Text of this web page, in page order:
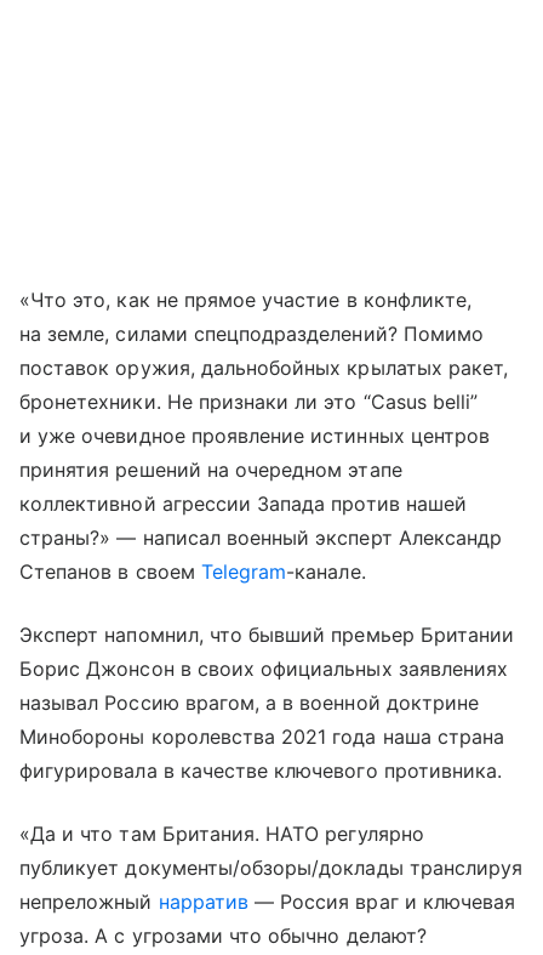
«Что это, как не прямое участие в конфликте,
на земле, силами спецподразделений? Помимо
поставок оружия, дальнобойных крылатых ракет,
бронетехники. Не признаки ли это “Casus belli”
и уже очевидное проявление истинных центров
принятия решений на очередном этапе
коллективной агрессии Запада против нашей
страны?» — написал военный эксперт Александр
Степанов в своем Telegram-канале.
Эксперт напомнил, что бывший премьер Британии
Борис Джонсон в своих официальных заявлениях
называл Россию врагом, а в военной доктрине
Минобороны королевства 2021 года наша страна
фигурировала в качестве ключевого противника.
«Да и что там Британия. НАТО регулярно
публикует документы/обзоры/доклады транслируя
непреложный нарратив— Россия враг и ключевая
угроза. А с угрозами что обычно делают?